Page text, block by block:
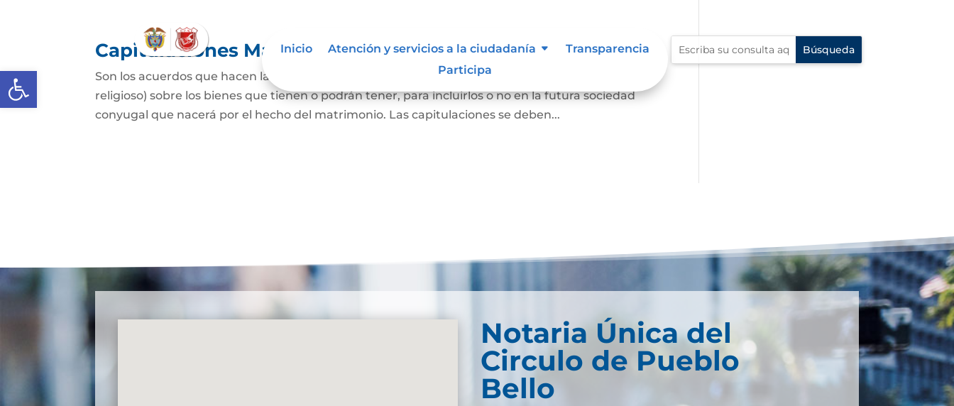
Abrir barra de herramientas
Inicio Atención y servicios a la ciudadanía
Transparencia
Participa
Capitulaciones Matrimoniales
Son los acuerdos que hacen las personas que se van a casar (por matrimonio civil o matrimonio
religioso) sobre los bienes que tienen o podrán tener, para incluirlos o no en la futura sociedad
conyugal que nacerá por el hecho del matrimonio. Las capitulaciones se deben...
Notaria Única del
Circulo de Pueblo
Bello